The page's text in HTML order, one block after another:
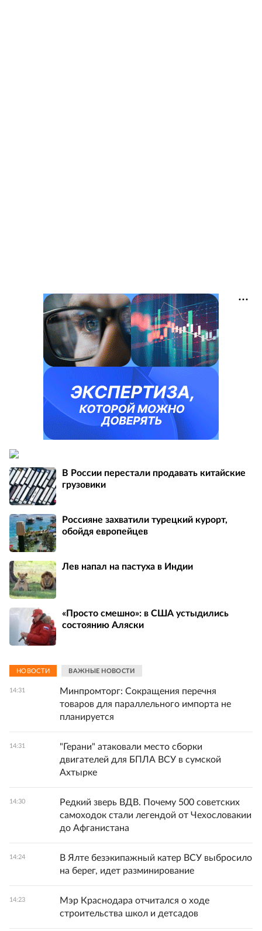
В России перестали продавать китайские
грузовики
Россияне захватили турецкий курорт,
обойдя европейцев
Лев напал на пастуха в Индии
«Просто смешно»: в США устыдились
состоянию Аляски
НОВОСТИ ВАЖНЫЕ НОВОСТИ
14:31
Минпромторг: Сокращения перечня
товаров для параллельного импорта не
планируется
14:31
"Герани" атаковали место сборки
двигателей для БПЛА ВСУ в сумской
Ахтырке
14:30
Редкий зверь ВДВ. Почему 500 советских
самоходок стали легендой от Чехословакии
до Афганистана
14:24
В Ялте безэкипажный катер ВСУ выбросило
на берег, идет разминирование
14:23
Мэр Краснодара отчитался о ходе
строительства школ и детсадов